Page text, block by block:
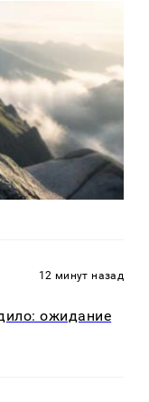
12 минут назад
ожидание